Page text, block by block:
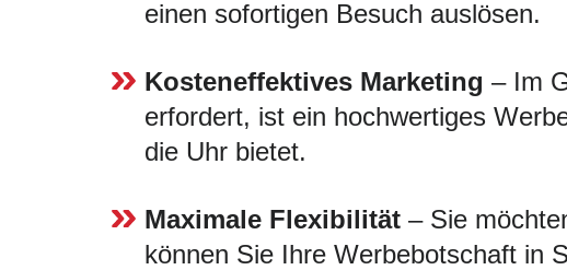
einen sofortigen Besuch auslösen.
Kosteneffektives Marketing – Im
erfordert, ist ein hochwertiges
die Uhr bietet.
Maximale Flexibilität – Sie
können Sie Ihre Werbebotschaft in